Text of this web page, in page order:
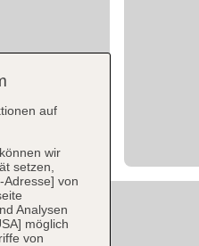
auf
wir
setzen,
von
Analysen
möglich
von